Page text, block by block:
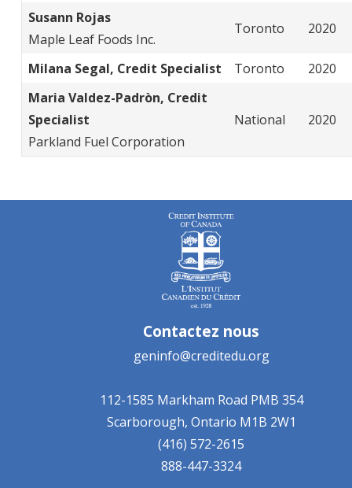
Susann Rojas
Maple Leaf Foods Inc.
Toronto 2020
Milana Segal, Credit Specialist Toronto
2020
Maria Valdez-Padròn, Credit
Specialist
Parkland Fuel Corporation
National 2020
Contactez nous
geninfo@creditedu.org
112-1585 Markham Road PMB 354
Scarborough, Ontario M1B 2W1
(416) 572-2615
888-447-3324